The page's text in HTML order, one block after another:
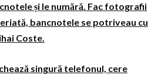
și le numără. Fac fotografii
bancnotele se potriveau cu
Coste.
singură telefonul, cere